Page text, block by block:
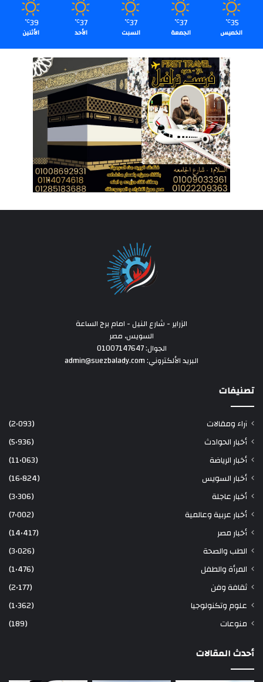
35
℃
الخميس
37
℃
الجمعة
37
℃
السبت
37
℃
الأحد
39
℃
الأثنين
الزراير - شارع النيل - امام برج الساعة
السويس، مصر
الجوال: 01007147647
البريد الألكتروني: admin@suezbalady.com
تصنيفات
آراء ومقالات
(2٬093)
أخبار الحوادث
(5٬936)
أخبار الرياضة
(11٬063)
أخبار السويس
(16٬824)
أخبار عاجلة
(3٬306)
أخبار عربية وعالمية
(7٬002)
أخبار مصر
(14٬417)
الطب والصحة
(3٬026)
المرأة والطفل
(1٬476)
ثقافة وفن
(2٬177)
علوم وتكنولوجيا
(1٬362)
منوعات
(189)
أحدث المقالات